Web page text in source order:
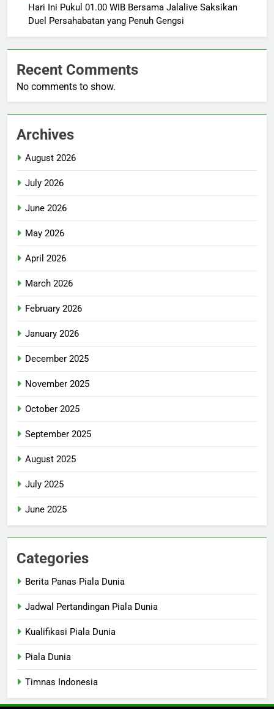
Hari Ini Pukul 01.00 WIB Bersama Jalalive Saksikan
Duel Persahabatan yang Penuh Gengsi
Recent Comments
No comments to show.
Archives
August 2026
July 2026
June 2026
May 2026
April 2026
March 2026
February 2026
January 2026
December 2025
November 2025
October 2025
September 2025
August 2025
July 2025
June 2025
Categories
Berita Panas Piala Dunia
Jadwal Pertandingan Piala Dunia
Kualifikasi Piala Dunia
Piala Dunia
Timnas Indonesia